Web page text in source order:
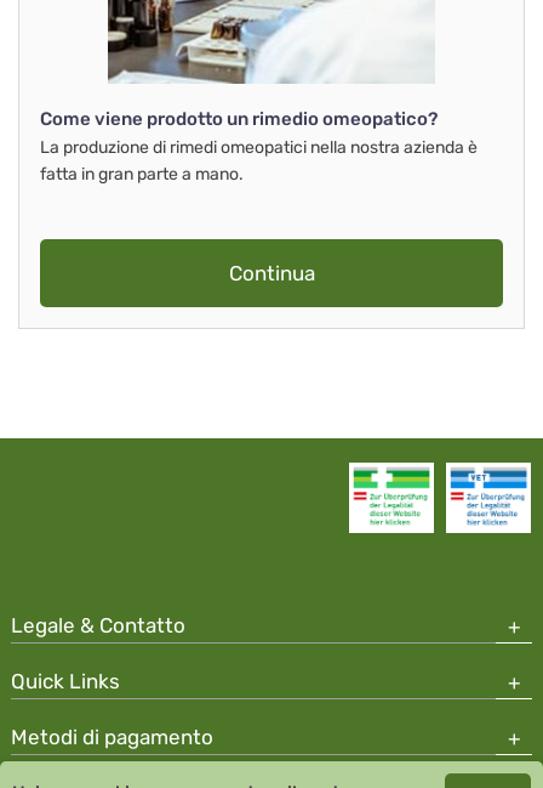
Come viene prodotto un rimedio omeopatico?
La produzione di rimedi omeopatici nella nostra azienda è
fatta in gran parte a mano.
Continua
Legale & Contatto
Quick Links
Metodi di pagamento